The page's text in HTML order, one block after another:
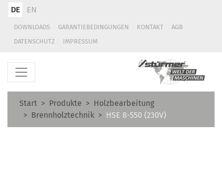
DE EN
DOWNLOADS GARANTIEBEDINGUNGEN KONTAKT
AGB
DATENSCHUTZ
IMPRESSUM
Start Produkte
Holzbearbeitung
Brennholztechnik
HSE 8-550 (230V)